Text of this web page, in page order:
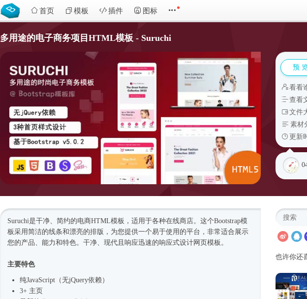
首页 模板 插件 图标
多用途的电子商务项目HTML模板 - Suruchi
预
看看
查看
文件
素材
更新
Suruchi是干净、简约的电商HTML模板 ，适用于各种在线商店。这个Bootstrap模
板采用简洁的线条和漂亮的排版，为您提供一个易于使用的平台，非常适合展示
您的产品、能力和特色。干净、现代且响应迅速的响应式设计网页模板 。
主要特色
纯JavaScript（无jQuery依赖）
3+ 主页
也许你还